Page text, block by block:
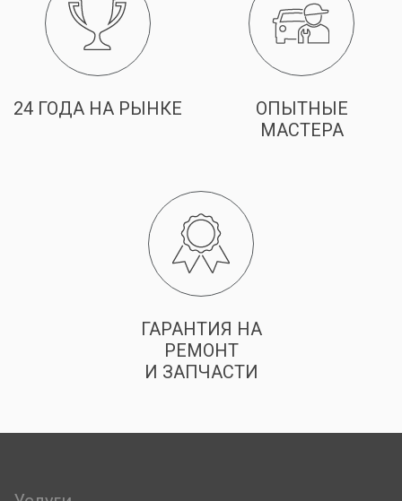
24 ГОДА НА РЫНКЕ
ОПЫТНЫЕ
МАСТЕРА
ГАРАНТИЯ НА
РЕМОНТ
И ЗАПЧАСТИ